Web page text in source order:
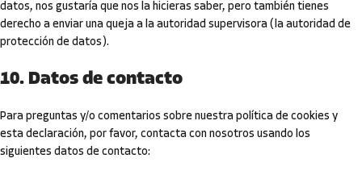
datos, nos gustaría que nos la hicieras saber, pero también tienes
derecho a enviar una queja a la autoridad supervisora (la autoridad de
protección de datos).
10. Datos de contacto
Para preguntas y/o comentarios sobre nuestra política de cookies y
esta declaración, por favor, contacta con nosotros usando los
siguientes datos de contacto: